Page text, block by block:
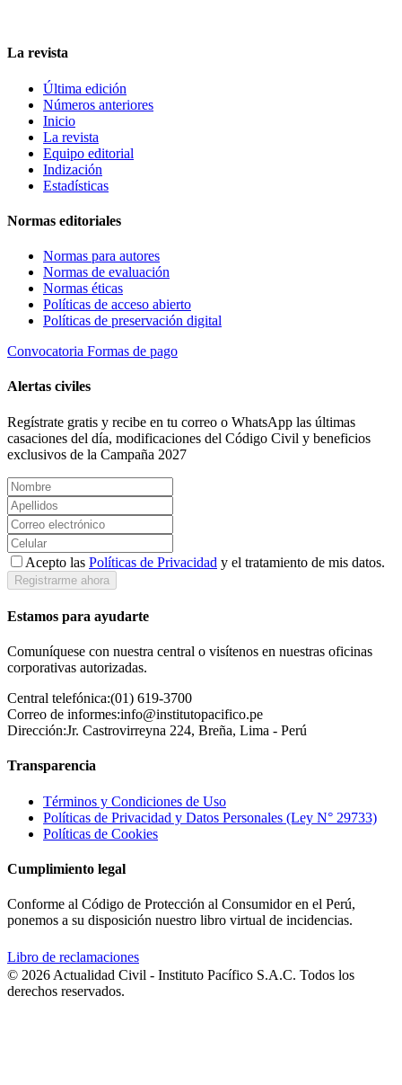
La revista
Última edición
Números anteriores
Inicio
La revista
Equipo editorial
Indización
Estadísticas
Normas editoriales
Normas para autores
Normas de evaluación
Normas éticas
Políticas de acceso abierto
Políticas de preservación digital
Convocatoria Formas de pago
Alertas civiles
Regístrate gratis y recibe en tu correo o WhatsApp las últimas
casaciones del día, modificaciones del Código Civil y beneficios
exclusivos de la Campaña 2027
Acepto las Políticas de Privacidad y el tratamiento de mis datos.
Registrarme ahora
Estamos para ayudarte
Comuníquese con nuestra central o visítenos en nuestras oficinas
corporativas autorizadas.
Central telefónica:(01) 619-3700
Correo de informes:info@institutopacifico.pe
Dirección:Jr. Castrovirreyna 224, Breña, Lima - Perú
Transparencia
Términos y Condiciones de Uso
Políticas de Privacidad y Datos Personales (Ley N° 29733)
Políticas de Cookies
Cumplimiento legal
Conforme al Código de Protección al Consumidor en el Perú,
ponemos a su disposición nuestro libro virtual de incidencias.
Libro de reclamaciones
© 2026 Actualidad Civil - Instituto Pacífico S.A.C. Todos los
derechos reservados.